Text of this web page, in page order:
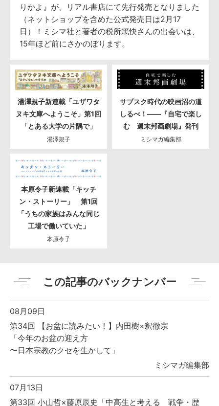
りかよ』が、リアル書店にて先行発売となりました
（ネットショップを含めた公式発売日は2月17
日）！ミシマ社と著者の税所篤快さんの出会いは、
15年ほど前にさかのぼります。
湯澤規子新連載「ユザワタ
ヌキ文庫へようこそ」第1回
「とある大学の片隅で」
湯澤規子
サブスク時代の映画沼の道
しるべ！――『自宅で楽し
む 週末邦画劇場』発刊
ミシマガ編集部
本原令子新連載「キッチ
ン・ストーリー」 第1回
「うちの家族はみんな同じ
工場で働いていた」
本原令子
この記事のバックナンバー
08月09日
第34回 【お盆に読みたい！】内田樹×釈徹宗
「今年のお盆の迎え方
〜日本宗教のクセを生かして」
ミシマガ編集部
07月13日
第33回 小山哲×藤原辰史「中高生と考える 戦争・歴